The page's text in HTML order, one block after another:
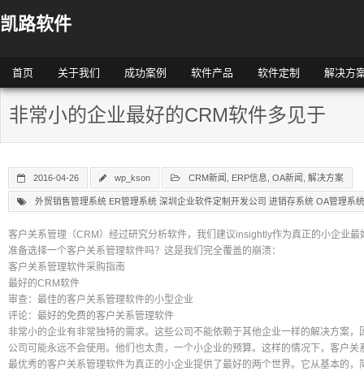
凯路软件
首页 关于我们 成功案例 软件产品 软件定制 解决方
非常小的企业最好的CRM软件多见于
2016-04-26 wp_kson CRM新闻 ERP信息 OA新闻 解决方案
外贸销售管理系统 ER管理系统 深圳企业软件定制开发公司 进销存系统 OA管理系
客户关系管理（CRM）经过研究分析软件，我们建议insightly作为真正的小企业最
准备选择一个客户关系管理软件吗？这是我们完全覆盖的崩溃：
客户关系管理软件采购指南
最好的CRM软件
审查：最佳的客户关系管理软件的小型企业
评论：最好的免费的客户关系管理软件
非常小的企业有非常独特的需求。这些公司不能依赖于其他企业一样的解决方案
公司可能永远不会使用。他们也太贵，一个小企业的预算。这样的情况下，客户关
最优秀的客户关系管理软件为真正的小企业提供了最好的两个世界。它从基本的